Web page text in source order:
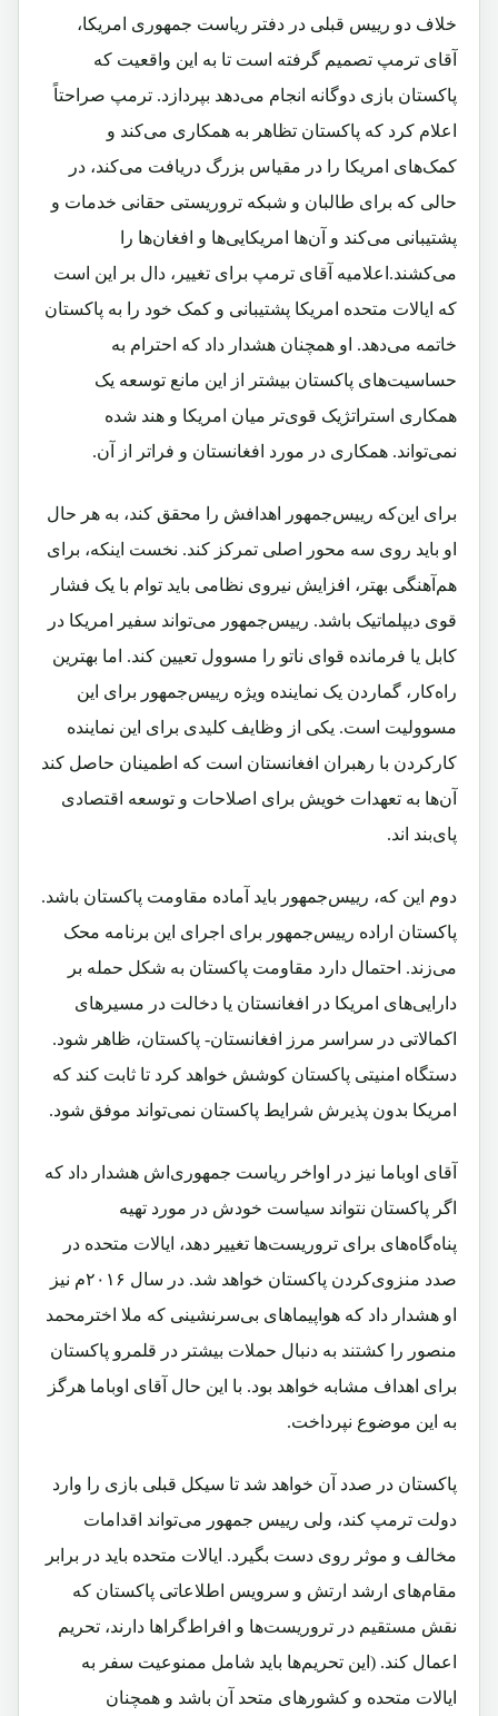
خلاف دو رییس قبلی در دفتر ریاست جمهوری امریکا،
آقای ترمپ تصمیم گرفته است تا به این واقعیت که
پاکستان بازی دوگانه انجام می‌دهد بپردازد. ترمپ صراحتاً
اعلام کرد که پاکستان تظاهر به همکاری می‌کند و
کمک‌های امریکا را در مقیاس بزرگ دریافت می‌کند، در
حالی که برای طالبان و شبکه تروریستی حقانی خدمات و
پشتیبانی می‌کند و آن‌ها امریکایی‌ها و افغان‌ها را
می‌کشند.اعلامیه آقای ترمپ برای تغییر، دال بر این است
که ایالات متحده امریکا پشتیبانی و کمک خود را به پاکستان
خاتمه می‌دهد. او همچنان هشدار داد که احترام به
حساسیت‌های پاکستان بیشتر از این مانع توسعه یک
همکاری استراتژیک قوی‌تر میان امریکا و هند شده
نمی‌تواند. همکاری در مورد افغانستان و فراتر از آن.
برای این‌که رییس‌جمهور اهدافش را محقق کند، به هر حال
او باید روی سه محور اصلی تمرکز کند. نخست اینکه، برای
هم‌آهنگی بهتر، افزایش نیروی نظامی باید توام با یک فشار
قوی دیپلماتیک باشد. رییس‌جمهور می‌تواند سفیر امریکا در
کابل یا فرمانده قوای ناتو را مسوول تعیین کند. اما بهترین
راه‌کار، گماردن یک نماینده ویژه رییس‌جمهور برای این
مسوولیت است. یکی از وظایف کلیدی برای این نماینده
کارکردن با رهبران افغانستان است که اطمینان حاصل کند
آن‌ها به تعهدات خویش برای اصلاحات و توسعه اقتصادی
پای‌بند اند.
دوم این که، رییس‌جمهور باید آماده مقاومت پاکستان باشد.
پاکستان اراده رییس‌جمهور برای اجرای این برنامه محک
می‌زند. احتمال دارد مقاومت پاکستان به شکل حمله بر
دارایی‌های امریکا در افغانستان یا دخالت در مسیرهای
اکمالاتی در سراسر مرز افغانستان- پاکستان، ظاهر شود.
دستگاه امنیتی پاکستان کوشش خواهد کرد تا ثابت کند که
امریکا بدون پذیرش شرایط پاکستان نمی‌تواند موفق شود.
آقای اوباما نیز در اواخر ریاست جمهوری‌اش هشدار داد که
اگر پاکستان نتواند سیاست خودش در مورد تهیه
پناه‌گاه‌های برای تروریست‌ها تغییر دهد، ایالات متحده در
صدد منزوی‌کردن پاکستان خواهد شد. در سال ۲۰۱۶م نیز
او هشدار داد که هواپیماهای بی‌سرنشینی که ملا اخترمحمد
منصور را کشتند به دنبال حملات بیشتر در قلمرو پاکستان
برای اهداف مشابه خواهد بود. با این حال آقای اوباما هرگز
به این موضوع نپرداخت.
پاکستان در صدد آن خواهد شد تا سیکل قبلی بازی را وارد
دولت ترمپ کند، ولی رییس جمهور می‌تواند اقدامات
مخالف و موثر روی دست بگیرد. ایالات متحده باید در برابر
مقام‌های ارشد ارتش و سرویس اطلاعاتی پاکستان که
نقش مستقیم در تروریست‌ها و افراط‌گراها دارند، تحریم
اعمال کند. (این تحریم‌ها باید شامل ممنوعیت سفر به
ایالات متحده و کشور‌های متحد آن باشد و همچنان